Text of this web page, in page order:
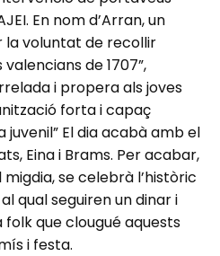
En nom d’Arran, un
voluntat de recollir
de 1707”,
i propera als joves
forta i capaç
juvenil” El dia acabà amb el
Eina i Brams. Per acabar,
migdia, se celebrà l’històric
qual seguiren un dinar i
que clougué aquests
i festa.